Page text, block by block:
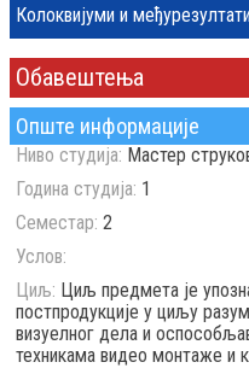
Опште информације
Ниво студија: Мастер
Година студија: 1
Семестар: 2
Услов:
Циљ: Циљ предмета je
постпродукције у циљу
визуелног дела и
техникама видео монтаже и
Колоквијуми и
Обавештења